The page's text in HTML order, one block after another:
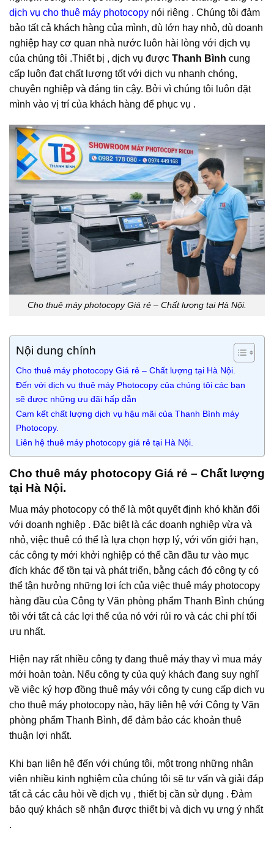
dịch vụ cho thuê máy photocopy nói riêng . Chúng tôi đảm
bảo tất cả khách hàng của mình, dù lớn hay nhỏ, dù doanh
nghiệp hay cơ quan nhà nước luôn hài lòng với dịch vụ
của chúng tôi .Thiết bị , dịch vụ được Thanh Bình cung
cấp luôn đạt chất lượng tốt với dịch vụ nhanh chóng,
chuyên nghiệp và đáng tin cậy. Bởi vì chúng tôi luôn đặt
mình vào vị trí của khách hàng để phục vụ .
Cho thuê máy photocopy Giá rẻ – Chất lượng tại Hà Nội.
Nội dung chính
Cho thuê máy photocopy Giá rẻ – Chất lượng tại Hà Nội.
Đến với dịch vụ thuê máy Photocopy của chúng tôi các bạn
sẽ được những ưu đãi hấp dẫn
Cam kết chất lượng dịch vụ hậu mãi của Thanh Bình máy
Photocopy.
Liên hệ thuê máy photocopy giá rẻ tại Hà Nội.
Cho thuê máy photocopy Giá rẻ – Chất lượng
tại Hà Nội.
Mua máy photocopy có thể là một quyết định khó khăn đối
với doanh nghiệp . Đặc biệt là các doanh nghiệp vừa và
nhỏ, việc thuê có thể là lựa chọn hợp lý, với vốn giới hạn,
các công ty mới khởi nghiệp có thể cần đầu tư vào mục
đích khác để tồn tại và phát triển, bằng cách đó công ty có
thể tận hưởng những lợi ích của việc thuê máy photocopy
hàng đầu của Công ty Văn phòng phẩm Thanh Bình chúng
tôi với tất cả các lợi thế của nó với rủi ro và các chi phí tối
ưu nhất.
Hiện nay rất nhiều công ty đang thuê máy thay vì mua máy
mới hoàn toàn. Nếu công ty của quý khách đang suy nghĩ
về việc ký hợp đồng thuê máy với công ty cung cấp dịch vụ
cho thuê máy photocopy nào, hãy liên hệ với Công ty Văn
phòng phẩm Thanh Bình, để đảm bảo các khoản thuê
thuận lợi nhất.
Khi bạn liên hệ đến với chúng tôi, một trong những nhân
viên nhiều kinh nghiệm của chúng tôi sẽ tư vấn và giải đáp
tất cả các câu hỏi về dịch vụ , thiết bị cần sử dụng . Đảm
bảo quý khách sẽ nhận được thiết bị và dịch vụ ưng ý nhất
.